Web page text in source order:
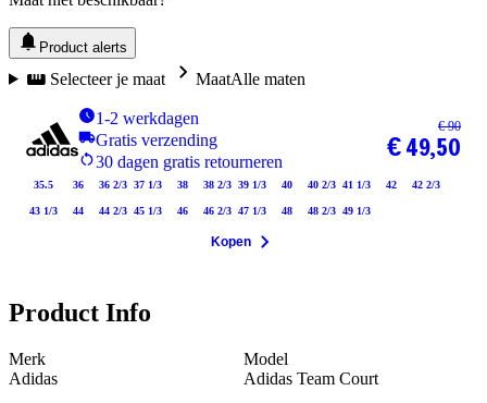
Product alerts
Selecteer je maat MaatAlle maten
1-2 werkdagen
Gratis verzending
30 dagen gratis retourneren
35.5 36 36 2/3 37 1/3 38 38 2/3 39 1/3 40 40 2/3 41 1/3 42 42 2/3
43 1/3 44 44 2/3 45 1/3 46 46 2/3 47 1/3 48 48 2/3 49 1/3
€ 90
€ 49,50
Kopen
Product Info
Merk
Adidas
Model
Adidas Team Court